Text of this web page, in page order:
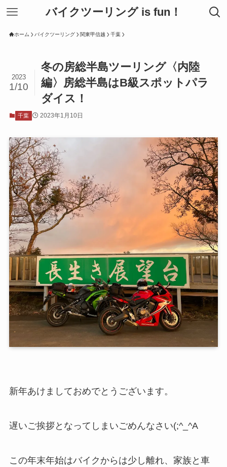
バイクツーリング is fun！
ホーム バイクツーリング 関東甲信越 千葉
冬の房総半島ツーリング〈内陸
編〉房総半島はB級スポットパラ
ダイス！
2023
1/10
千葉 2023年1月10日
新年あけましておめでとうございます。
遅いご挨拶となってしまいごめんなさい(;^_^A
この年末年始はバイクからは少し離れ、家族と車